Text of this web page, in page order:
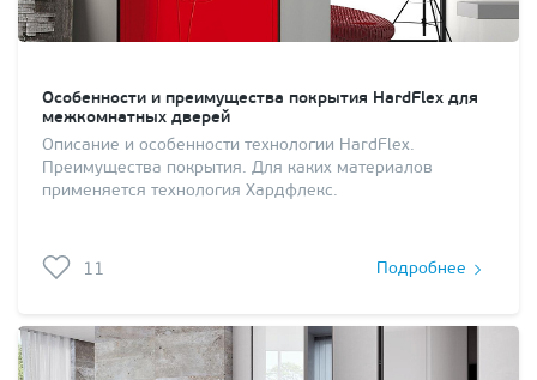
Особенности и преимущества покрытия HardFlex для
межкомнатных дверей
Описание и особенности технологии HardFlex.
Преимущества покрытия. Для каких материалов
применяется технология Хардфлекс.
11 Подробнее